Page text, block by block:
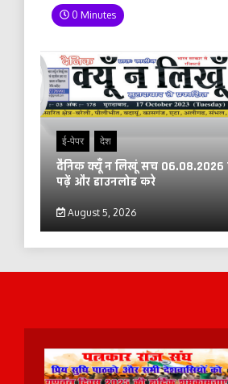
0 Minutes
ई-पेपर देश
दैनिक क्यूँ न लिखूं सच 06.08.2026
पढ़ें और डाउनलोड करे
August 5, 2026